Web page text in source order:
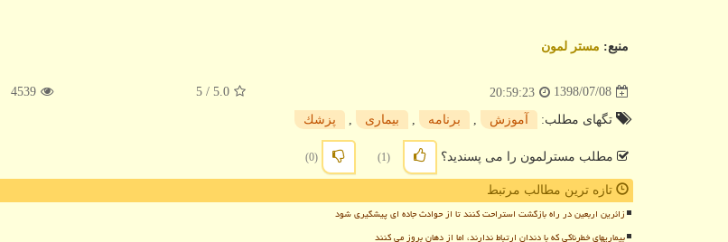
منبع: مستر لمون
1398/07/08
20:59:23
5.0
/ 5
4539
تگهای مطلب: آموزش برنامه بیماری پزشك
مطلب مسترلمون را می پسندید؟ (1)
(0)
تازه ترین مطالب مرتبط
زائرین اربعین در راه بازگشت استراحت کنند تا از حوادث جاده ای پیشگیری شود
بیماریهای خطرناکی که با دندان ارتباط ندارند، اما از دهان بروز می کنند